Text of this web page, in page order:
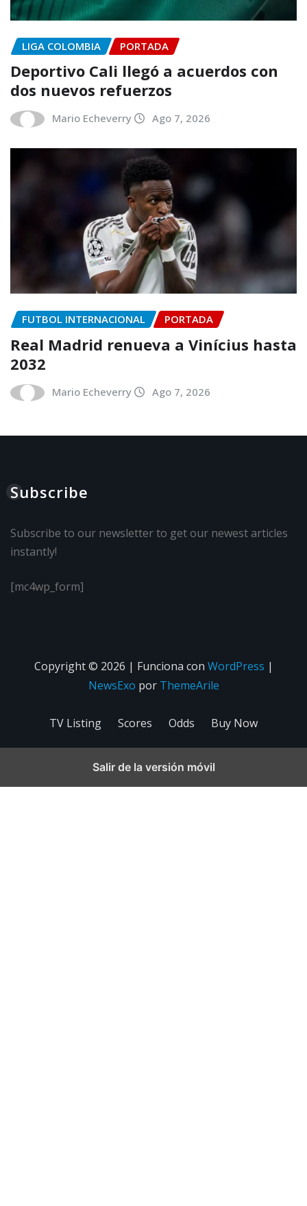
LIGA COLOMBIA PORTADA
Deportivo Cali llegó a acuerdos con
dos nuevos refuerzos
Mario Echeverry Ago 7, 2026
FUTBOL INTERNACIONAL PORTADA
Real Madrid renueva a Vinícius hasta
2032
Mario Echeverry Ago 7, 2026
Subscribe
Subscribe to our newsletter to get our newest articles
instantly!
[mc4wp_form]
Copyright © 2026 | Funciona con WordPress |
NewsExo por ThemeArile
TV Listing Scores Odds Buy Now
Salir de la versión móvil